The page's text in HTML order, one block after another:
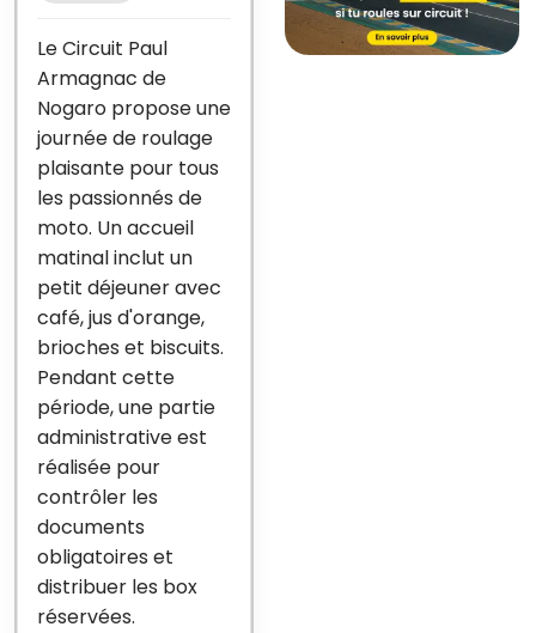
Le Circuit Paul
Armagnac de
Nogaro propose une
journée de roulage
plaisante pour tous
les passionnés de
moto. Un accueil
matinal inclut un
petit déjeuner avec
café, jus d'orange,
brioches et biscuits.
Pendant cette
période, une partie
administrative est
réalisée pour
contrôler les
documents
obligatoires et
distribuer les box
réservées.